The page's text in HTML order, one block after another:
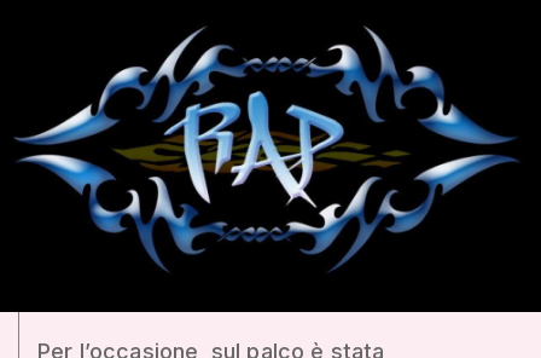
Per l’occasione, sul palco è stata